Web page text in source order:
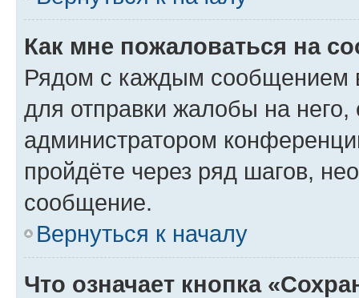
Как мне пожаловаться на
Рядом с каждым сообщением
для отправки жалобы на
администратором
пройдёте через ряд шагов,
сообщение.
Вернуться к началу
Что означает кнопка